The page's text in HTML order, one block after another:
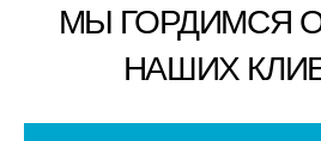
МЫ ГОРДИМСЯ
НАШИХ